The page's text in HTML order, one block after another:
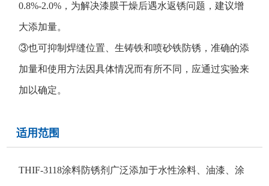
0.8%-2.0%，为解决漆膜干燥后遇水返锈问题，建议增
大添加量。
③也可抑制焊缝位置、生铸铁和喷砂铁防锈，准确的添
加量和使用方法因具体情况而有所不同，应通过实验来
加以确定。
适用范围
THIF-3118涂料防锈剂广泛添加于水性涂料、油漆、涂